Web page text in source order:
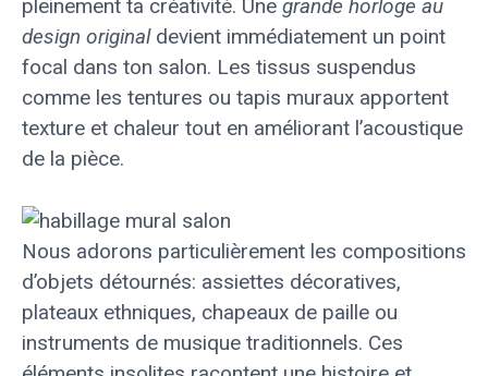
pleinement ta créativité. Une grande horloge au
design originaldevient immédiatement un point
focal dans ton salon. Les tissus suspendus
comme les tentures ou tapis muraux apportent
texture et chaleur tout en améliorant l’acoustique
de la pièce.
Nous adorons particulièrement les compositions
d’objets détournés: assiettes décoratives,
plateaux ethniques, chapeaux de paille ou
instruments de musique traditionnels. Ces